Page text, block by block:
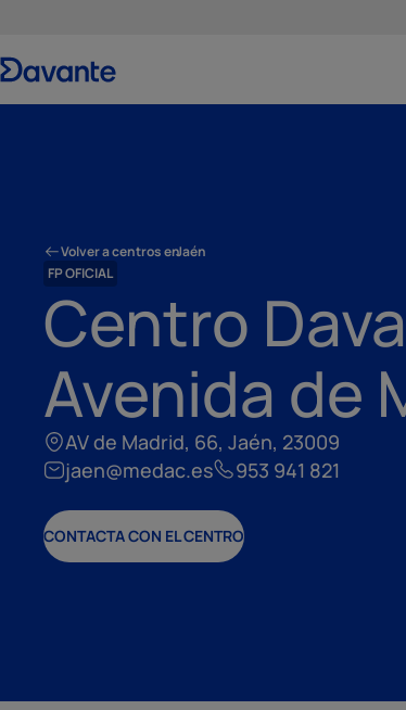
Volver a centros enJaén
FP OFICIAL
Centro
Avenida de
AV de Madrid, 66, Jaén, 23009
jaen@medac.es
953 941 821
CONTACTA CON EL CENTRO